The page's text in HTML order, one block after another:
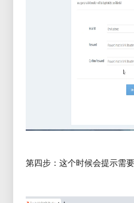
第四步：这个时候会提示需